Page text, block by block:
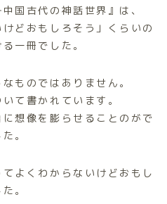
国古代の神話世界』は、
どおもしろそう」くらいの
一冊でした。
ものではありません。
て書かれています。
想像を膨らせることのがで
。
よくわからないけどおもし
。